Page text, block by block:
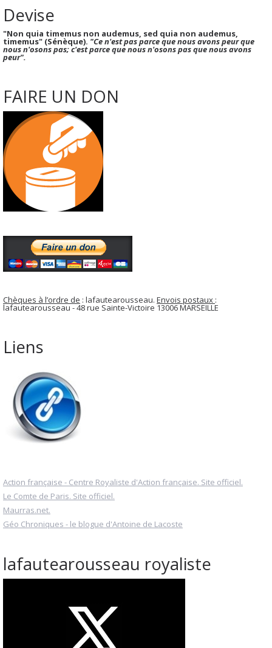
Devise
"Non quia timemus non audemus, sed quia non audemus,
timemus" (Sénèque). "Ce n'est pas parce que nous avons peur que
nous n'osons pas; c'est parce que nous n'osons pas que nous avons
peur".
FAIRE UN DON
Chèques à l’ordre de : lafautearousseau. Envois postaux :
lafautearousseau - 48 rue Sainte-Victoire 13006 MARSEILLE
Liens
Action française - Centre Royaliste d'Action française. Site officiel.
Le Comte de Paris. Site officiel.
Maurras.net.
Géo Chroniques - le blogue d'Antoine de Lacoste
lafautearousseau royaliste